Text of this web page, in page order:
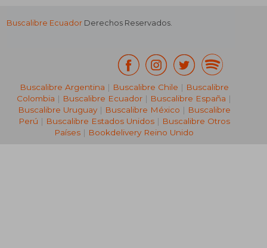
Buscalibre Ecuador Derechos Reservados.
Buscalibre Argentina | Buscalibre Chile | Buscalibre
Colombia | Buscalibre Ecuador | Buscalibre España |
Buscalibre Uruguay| Buscalibre México | Buscalibre
Perú | Buscalibre Estados Unidos| Buscalibre Otros
Países | Bookdelivery Reino Unido